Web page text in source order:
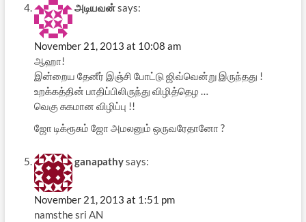
அடியவன்says:
November 21, 2013 at 10:08 am
ஆஹா!
இன்றைய தேனீர் இஞ்சி போட்டு ஜிவ்வென்று இருந்தது !
உறக்கத்தின் பாதிப்பிலிருந்து விழித்தெழ …
வெகு சுகமான விழிப்பு !!
ஜோ டிக்ரூசும் ஜோ அமலனும் ஒருவரேதானோ ?
ganapathysays:
November 21, 2013 at 1:51 pm
namsthe sri AN